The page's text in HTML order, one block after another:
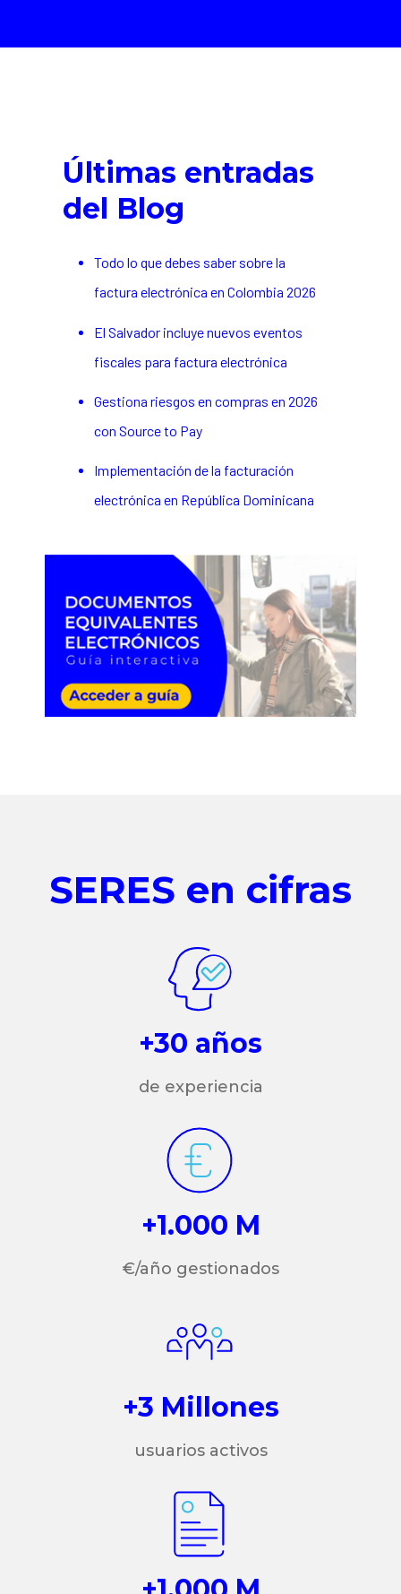
Últimas entradas
del Blog
Todo lo que debes saber sobre la
factura electrónica en Colombia 2026
El Salvador incluye nuevos eventos
fiscales para factura electrónica
Gestiona riesgos en compras en 2026
con Source to Pay
Implementación de la facturación
electrónica en República Dominicana
SERES en cifras
+30 años
de experiencia
+1.000 M
€/año gestionados
+3 Millones
usuarios activos